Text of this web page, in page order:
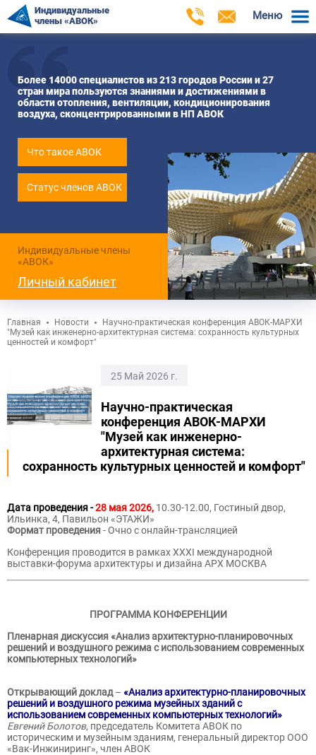
Индивидуальные
члены «АВОК»
Меню
Более 14000 специалистов из 213 городов России и 27
стран мира пользуются знаниями и достижениями в
области отопления, вентиляции, кондиционирования
воздуха, сконцентрированными в НП АВОК
Что такое АВОК
Статус членов АВОК
Индивидуальные члены
«АВОК»
Личный кабинет
Главная Новости
Научно-практическая конференция АВОК-МАРХИ
"Музей как инженерно-архитектурная система: сохранность культурных
ценностей и комфорт"
25 Май 2026 г.
Научно-практическая
конференция АВОК-МАРХИ
"Музей как инженерно-
архитектурная система:
сохранность культурных ценностей и комфорт"
Дата проведения -28 мая 2026, 10.30-12.00, Гостиный двор,
Ильинка, 4, Павильон «ЭТАЖИ»
Формат проведения- Очно с онлайн-трансляцией
Конференция проводится в рамках XXХI международной
выставки-форума архитектуры и дизайна АРХ МОСКВА
ПРОГРАММА КОНФЕРЕНЦИИ
Пленарная дискуссия «Анализ архитектурно-планировочных
решений и воздушного режима с использованием современных
компьютерных технологий»
Открывающий доклад– «Анализ архитектурно-планировочных
решений и воздушного режима музейных зданий с
использованием современных компьютерных технологий»
Евгений Болотов, председатель Комитета АВОК по
историческим и музейным зданиям, генеральный директор ООО
«Вак-Инжиниринг», член АВОК